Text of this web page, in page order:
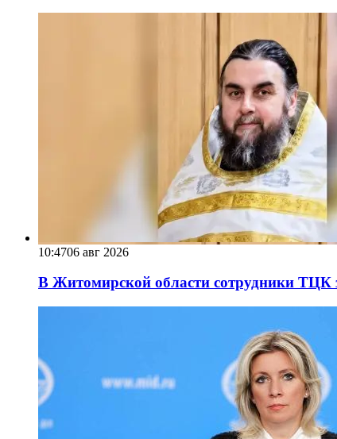
10:4706 авг 2026
В Житомирской области сотрудники ТЦК